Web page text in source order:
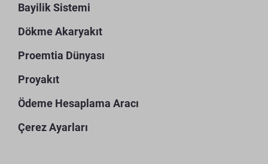
Bayilik Sistemi
Dökme Akaryakıt
Proemtia Dünyası
Proyakıt
Ödeme Hesaplama Aracı
Çerez Ayarları